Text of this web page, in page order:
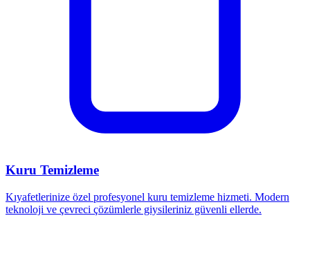
Kuru Temizleme
Kıyafetlerinize özel profesyonel kuru temizleme hizmeti. Modern
teknoloji ve çevreci çözümlerle giysileriniz güvenli ellerde.